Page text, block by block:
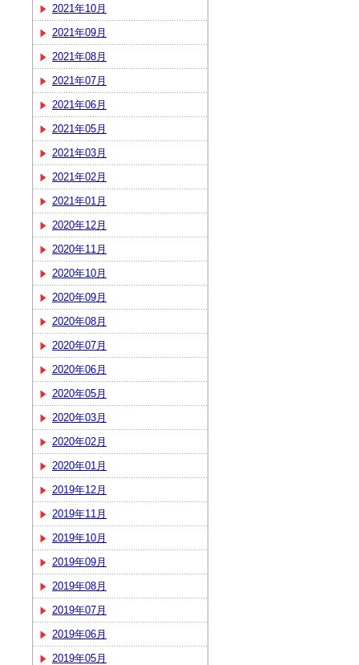
2021年10月
2021年09月
2021年08月
2021年07月
2021年06月
2021年05月
2021年03月
2021年02月
2021年01月
2020年12月
2020年11月
2020年10月
2020年09月
2020年08月
2020年07月
2020年06月
2020年05月
2020年03月
2020年02月
2020年01月
2019年12月
2019年11月
2019年10月
2019年09月
2019年08月
2019年07月
2019年06月
2019年05月